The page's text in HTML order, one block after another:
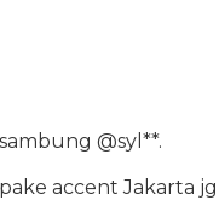
@syl**.
accent Jakarta